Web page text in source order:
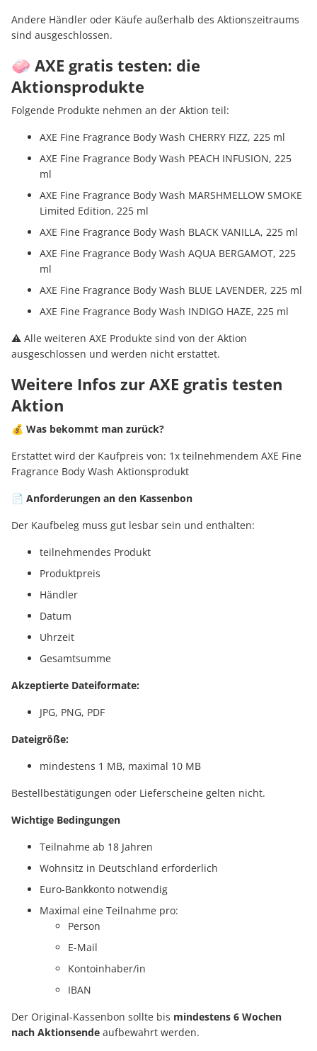
Andere Händler oder Käufe außerhalb des Aktionszeitraums
sind ausgeschlossen.
🧼 AXE gratis testen: die
Aktionsprodukte
Folgende Produkte nehmen an der Aktion teil:
AXE Fine Fragrance Body Wash CHERRY FIZZ, 225 ml
AXE Fine Fragrance Body Wash PEACH INFUSION, 225
ml
AXE Fine Fragrance Body Wash MARSHMELLOW SMOKE
Limited Edition, 225 ml
AXE Fine Fragrance Body Wash BLACK VANILLA, 225 ml
AXE Fine Fragrance Body Wash AQUA BERGAMOT, 225
ml
AXE Fine Fragrance Body Wash BLUE LAVENDER, 225 ml
AXE Fine Fragrance Body Wash INDIGO HAZE, 225 ml
⚠️ Alle weiteren AXE Produkte sind von der Aktion
ausgeschlossen und werden nicht erstattet.
Weitere Infos zur AXE gratis testen
Aktion
💰 Was bekommt man zurück?
Erstattet wird der Kaufpreis von: 1x teilnehmendem AXE Fine
Fragrance Body Wash Aktionsprodukt
📄 Anforderungen an den Kassenbon
Der Kaufbeleg muss gut lesbar sein und enthalten:
teilnehmendes Produkt
Produktpreis
Händler
Datum
Uhrzeit
Gesamtsumme
Akzeptierte Dateiformate:
JPG, PNG, PDF
Dateigröße:
mindestens 1 MB, maximal 10 MB
Bestellbestätigungen oder Lieferscheine gelten nicht.
Wichtige Bedingungen
Teilnahme ab 18 Jahren
Wohnsitz in Deutschland erforderlich
Euro-Bankkonto notwendig
Maximal eine Teilnahme pro:
Person
E-Mail
Kontoinhaber/in
IBAN
Der Original-Kassenbon sollte bis mindestens 6 Wochen
nach Aktionsende aufbewahrt werden.